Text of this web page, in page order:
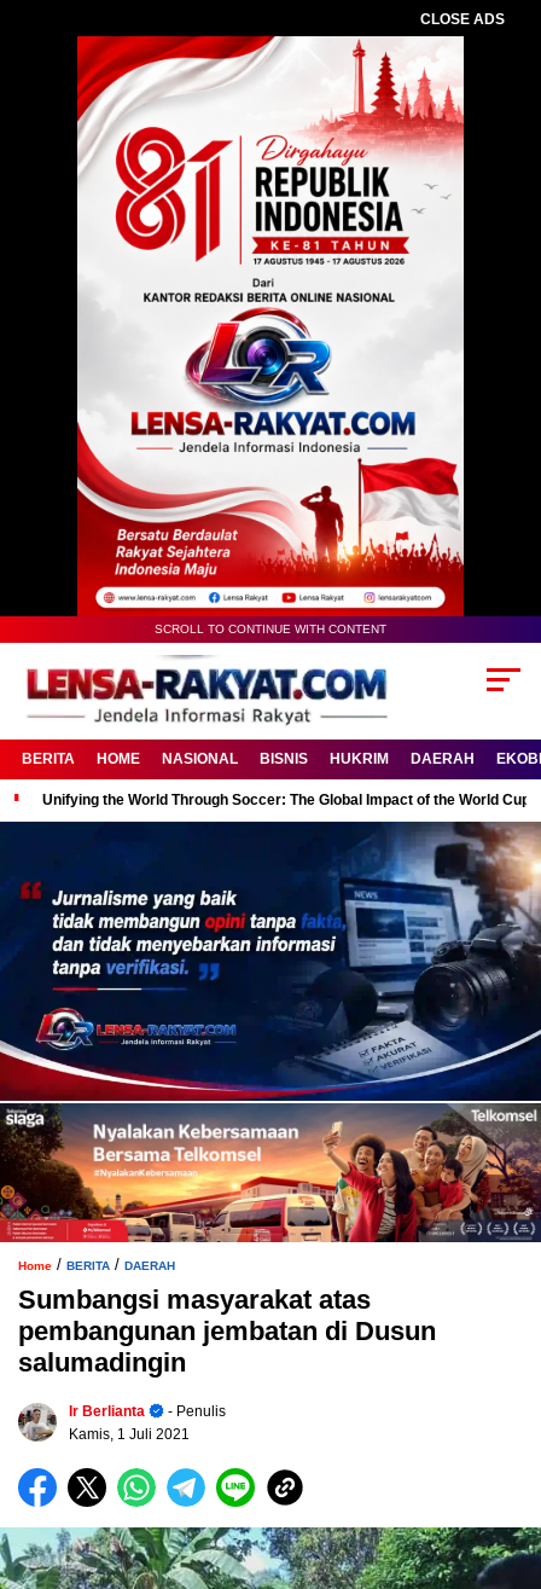
CLOSE ADS
SCROLL TO CONTINUE WITH CONTENT
BERITA HOME NASIONAL BISNIS HUKRIM DAERAH
Unifying the World Through Soccer: The Global Impact of the World Cup
Home / BERITA / DAERAH
Sumbangsi masyarakat atas
pembangunan jembatan di Dusun
salumadingin
Ir Berlianta
- Penulis
Kamis, 1 Juli 2021